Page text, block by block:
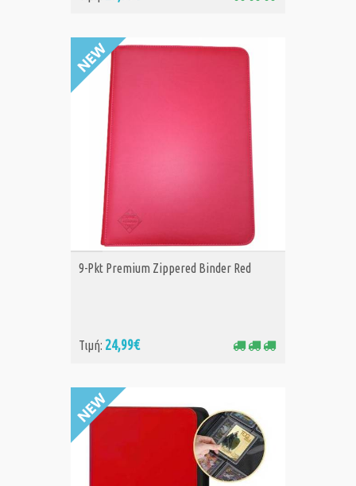
ΑΓΟΡΑ
9-Pkt Premium Zippered Binder Red
Τιμή: 24,99€